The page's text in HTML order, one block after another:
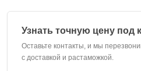
Узнать точную цену под
Оставьте контакты, и мы
с доставкой и растаможкой.